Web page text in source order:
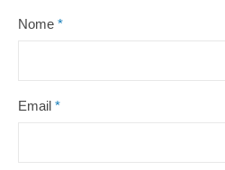
Nome *
Email *